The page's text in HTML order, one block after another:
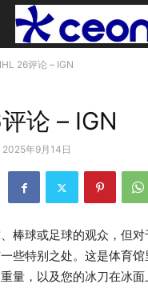
26评论 – IGN
论 – IGN
2025年9月14日
棒球或足球的观众，但
些特别之处。这是体育
量，以及您的冰刀在冰面